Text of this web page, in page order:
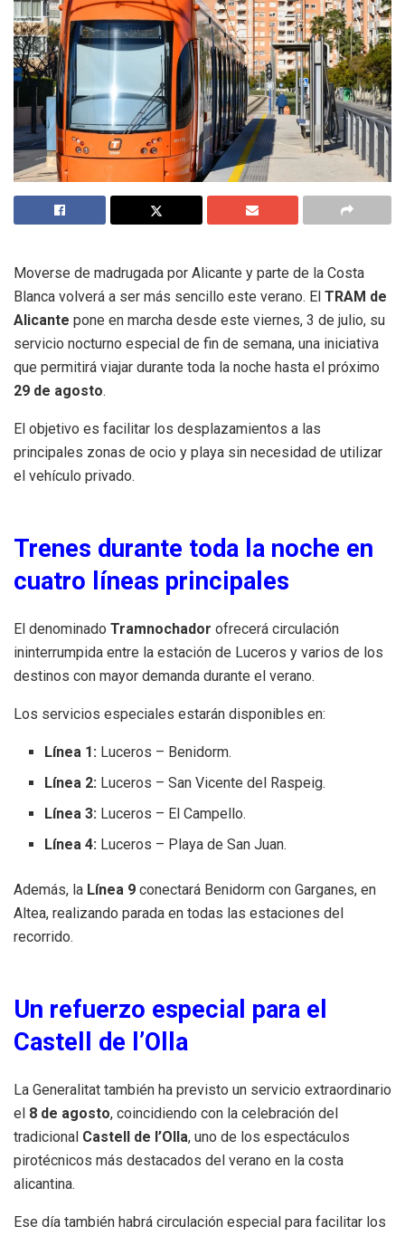
Moverse de madrugada por Alicante y parte de la Costa
Blanca volverá a ser más sencillo este verano. El TRAM de
Alicante pone en marcha desde este viernes, 3 de julio, su
servicio nocturno especial de fin de semana, una iniciativa
que permitirá viajar durante toda la noche hasta el próximo
29 de agosto.
El objetivo es facilitar los desplazamientos a las
principales zonas de ocio y playa sin necesidad de utilizar
el vehículo privado.
Trenes durante toda la noche en
cuatro líneas principales
El denominado Tramnochador ofrecerá circulación
ininterrumpida entre la estación de Luceros y varios de los
destinos con mayor demanda durante el verano.
Los servicios especiales estarán disponibles en:
Línea 1: Luceros – Benidorm.
Línea 2: Luceros – San Vicente del Raspeig.
Línea 3: Luceros – El Campello.
Línea 4: Luceros – Playa de San Juan.
Además, la Línea 9 conectará Benidorm con Garganes, en
Altea, realizando parada en todas las estaciones del
recorrido.
Un refuerzo especial para el
Castell de l’Olla
La Generalitat también ha previsto un servicio extraordinario
el 8 de agosto, coincidiendo con la celebración del
tradicional Castell de l’Olla, uno de los espectáculos
pirotécnicos más destacados del verano en la costa
alicantina.
Ese día también habrá circulación especial para facilitar los